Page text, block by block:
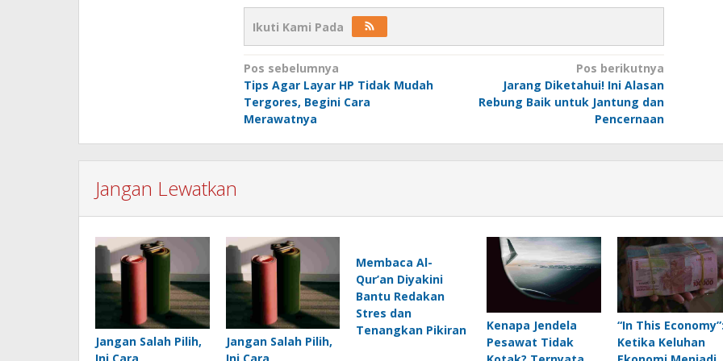
Ikuti Kami Pada
Navigasi
pos
Pos sebelumnya
Tips Agar Layar HP Tidak Mudah
Tergores, Begini Cara
Merawatnya
Pos berikutnya
Jarang Diketahui! Ini Alasan
Rebung Baik untuk Jantung dan
Pencernaan
Jangan Lewatkan
Jangan Salah Pilih,
Jangan Salah Pilih,
Membaca Al-
Qur’an Diyakini
Bantu Redakan
Stres dan
Tenangkan Pikiran
Kenapa Jendela
Pesawat Tidak
“In This
Ketika Keluhan